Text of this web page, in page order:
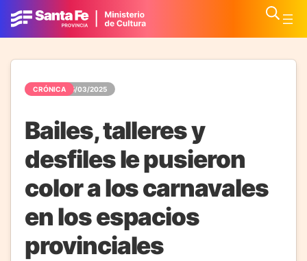
CRÓNICA 05/03/2025
Bailes, talleres y
desfiles le pusieron
color a los carnavales
en los espacios
provinciales